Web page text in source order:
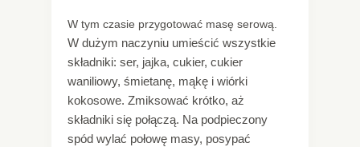
W tym czasie przygotować masę serową.
W dużym naczyniu umieścić wszystkie
składniki: ser, jajka, cukier, cukier
waniliowy, śmietanę, mąkę i wiórki
kokosowe. Zmiksować krótko, aż
składniki się połączą. Na podpieczony
spód wylać połowę masy, posypać